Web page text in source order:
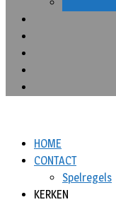
HOME
CONTACT
Spelregels
KERKEN